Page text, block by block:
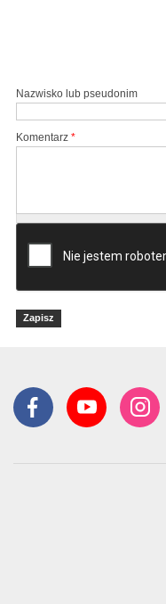
Nazwisko lub pseudonim
Komentarz *